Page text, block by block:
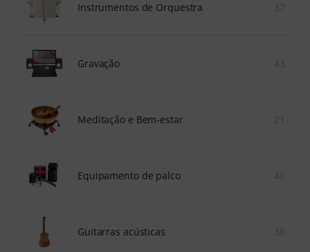
Instrumentos de Orquestra
Gravação
Meditação e Bem-estar
Equipamento de palco
Guitarras acústicas